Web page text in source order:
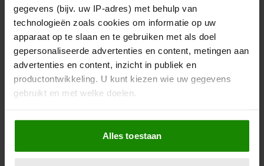
gegevens (bijv. uw IP-adres) met behulp van
technologieën zoals cookies om informatie op uw
apparaat op te slaan en te gebruiken met als doel
gepersonaliseerde advertenties en content, metingen aan
advertenties en content, inzicht in publiek en
productontwikkeling. U kunt kiezen wie uw gegevens
gebruikt en met welke doelen.
Als u het toestaat, willen we ook graag:
Informatie verzamelen over uw geografische
locatie, die tot een paar meter nauwkeurig kan zijn
Alles toestaan